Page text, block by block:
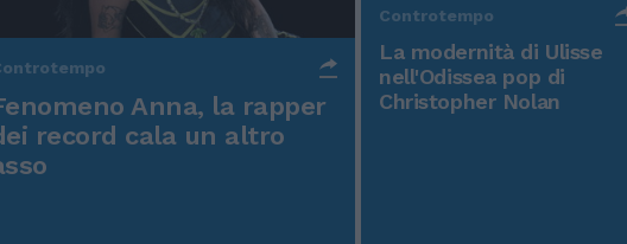
Anna, la rapper
record cala un altro
Controtempo
La modernità di Ulisse
nell'Odissea pop di
Christopher Nolan